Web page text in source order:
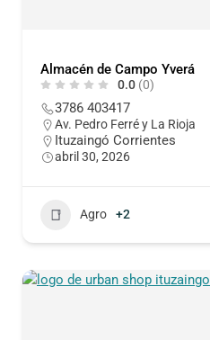
Almacén de Campo Yverá
0.0 (0)
3786 403417
Av. Pedro Ferré y La Rioja
Ituzaingó Corrientes
abril 30, 2026
Agro +2